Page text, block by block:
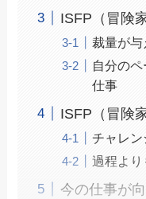
ISFP（冒険
裁量が
自分の
仕事
ISFP（冒険
チャレ
過程よ
今の仕事が